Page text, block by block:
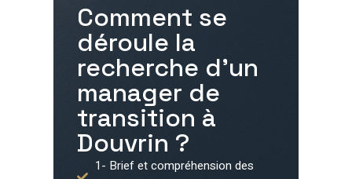
Comment se
déroule la
recherche d'un
manager de
transition à
Douvrin ?
1- Brief et compréhension des